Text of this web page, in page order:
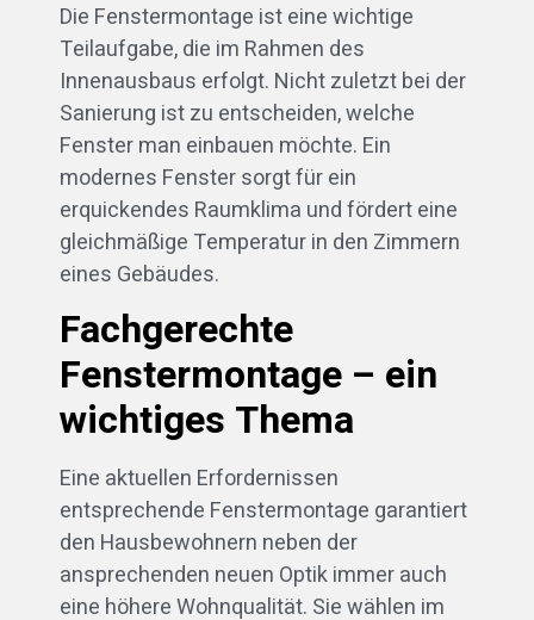
Die Fenstermontage ist eine wichtige
Teilaufgabe, die im Rahmen des
Innenausbaus erfolgt. Nicht zuletzt bei der
Sanierung ist zu entscheiden, welche
Fenster man einbauen möchte. Ein
modernes Fenster sorgt für ein
erquickendes Raumklima und fördert eine
gleichmäßige Temperatur in den Zimmern
eines Gebäudes.
Fachgerechte
Fenstermontage – ein
wichtiges Thema
Eine aktuellen Erfordernissen
entsprechende Fenstermontage garantiert
den Hausbewohnern neben der
ansprechenden neuen Optik immer auch
eine höhere Wohnqualität. Sie wählen im